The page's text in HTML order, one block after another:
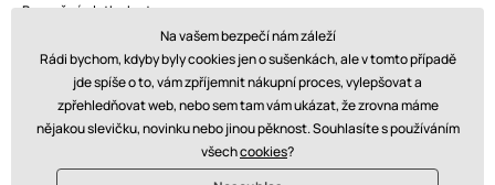
Bezpečná platba kartou:
Doprava:
Na vašem bezpečí nám záleží
Rádi bychom, kdyby byly cookies jen o sušenkách, ale v tomto případě
jde spíše o to, vám zpříjemnit nákupní proces, vylepšovat a
zpřehledňovat web, nebo sem tam vám ukázat, že zrovna máme
nějakou slevičku, novinku nebo jinou pěknost. Souhlasíte s používáním
všechcookies?